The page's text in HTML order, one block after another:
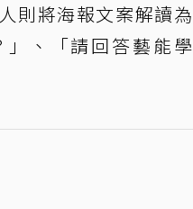
則將海報文案解讀為
」、「請回答藝能學